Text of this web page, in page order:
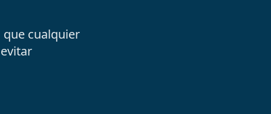
cualquier